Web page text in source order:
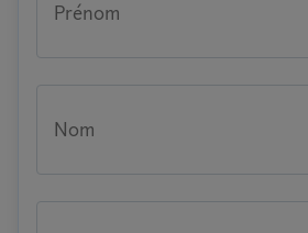
Prénom
Nom